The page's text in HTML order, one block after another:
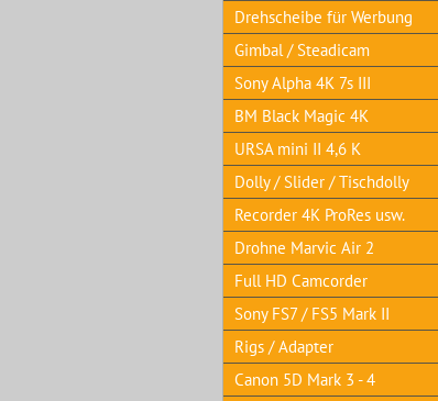
Drehscheibe für Werbung
Gimbal / Steadicam
Sony Alpha 4K 7s III
BM Black Magic 4K
URSA mini II 4,6 K
Dolly / Slider / Tischdolly
Recorder 4K ProRes usw.
Drohne Marvic Air 2
Full HD Camcorder
Sony FS7 / FS5 Mark II
Rigs / Adapter
Canon 5D Mark 3 - 4